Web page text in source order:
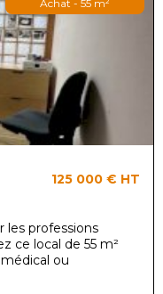
Achat - 55 m²
125 000 € HT
les professions
ce local de 55 m²
ou